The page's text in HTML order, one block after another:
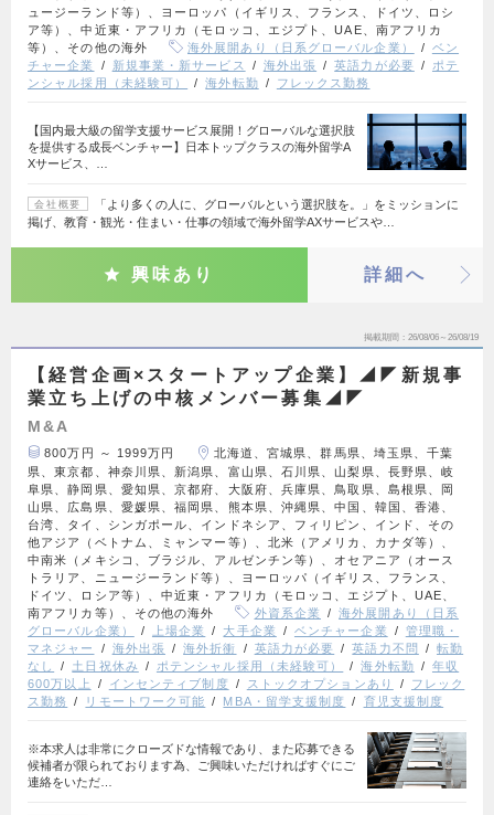
ュージーランド等）、ヨーロッパ（イギリス、フランス、ドイツ、ロシ
ア等）、中近東・アフリカ（モロッコ、エジプト、UAE、南アフリカ
等）、その他の海外
海外展開あり（日系グローバル企業）
ベン
チャー企業
新規事業・新サービス 海外出張 英語力が必要
ポテ
ンシャル採用（未経験可）
海外転勤 フレックス勤務
【国内最大級の留学支援サービス展開！グローバルな選択肢
を提供する成長ベンチャー】日本トップクラスの海外留学A
Xサービス、…
会社概要
「より多くの人に、グローバルという選択肢を。」をミッションに
掲げ、教育・観光・住まい・仕事の領域で海外留学AXサービスや…
興味あり 詳細へ
掲載期間 26/08/06～26/08/19
【経営企画×スタートアップ企業】◢◤新規事
業立ち上げの中核メンバー募集◢◤
M&A
800万円 ～ 1999万円
北海道、宮城県、群馬県、埼玉県、千葉
県、東京都、神奈川県、新潟県、富山県、石川県、山梨県、長野県、岐
阜県、静岡県、愛知県、京都府、大阪府、兵庫県、鳥取県、島根県、岡
山県、広島県、愛媛県、福岡県、熊本県、沖縄県、中国、韓国、香港、
台湾、タイ、シンガポール、インドネシア、フィリピン、インド、その
他アジア（ベトナム、ミャンマー等）、北米（アメリカ、カナダ等）、
中南米（メキシコ、ブラジル、アルゼンチン等）、オセアニア（オース
トラリア、ニュージーランド等）、ヨーロッパ（イギリス、フランス、
ドイツ、ロシア等）、中近東・アフリカ（モロッコ、エジプト、UAE、
南アフリカ等）、その他の海外
外資系企業
海外展開あり（日系
グローバル企業）
上場企業 大手企業 ベンチャー企業
管理職・
マネジャー
海外出張 海外折衝 英語力が必要 英語力不問
転勤
なし
土日祝休み ポテンシャル採用（未経験可） 海外転勤
年収
600万以上
インセンティブ制度 ストックオプションあり
フレック
ス勤務
リモートワーク可能 MBA・留学支援制度 育児支援制度
※本求人は非常にクローズドな情報であり、また応募できる
候補者が限られております為、ご興味いただければすぐにご
連絡をいただ…